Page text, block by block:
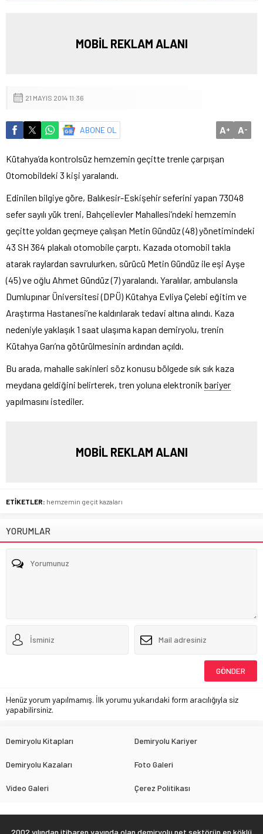
MOBİL REKLAM ALANI
21 MAYIS 2014 11:36
ABONE OL A+ A-
Kütahya’da kontrolsüz hemzemin geçitte trenle çarpışan
Otomobildeki 3 kişi yaralandı.
Edinilen bilgiye göre, Balıkesir-Eskişehir seferini yapan 73048
sefer sayılı yük treni, Bahçelievler Mahallesi’ndeki hemzemin
geçitte yoldan geçmeye çalışan Metin Gündüz (48) yönetimindeki
43 SH 364 plakalı otomobile çarptı. Kazada otomobil takla
atarak raylardan savrulurken, sürücü Metin Gündüz ile eşi Ayşe
(45) ve oğlu Ahmet Gündüz (7) yaralandı. Yaralılar, ambulansla
Dumlupınar Üniversitesi (DPÜ) Kütahya Evliya Çelebi eğitim ve
Araştırma Hastanesi’ne kaldırılarak tedavi altına alındı. Kaza
nedeniyle yaklaşık 1 saat ulaşıma kapan demiryolu, trenin
Kütahya Garı’na götürülmesinin ardından açıldı.
Bu arada, mahalle sakinleri söz konusu bölgede sık sık kaza
meydana geldiğini belirterek, tren yoluna elektronik bariyer
yapılmasını istediler.
MOBİL REKLAM ALANI
ETİKETLER: hemzemin geçit kazaları
YORUMLAR
Henüz yorum yapılmamış. İlk yorumu yukarıdaki form aracılığıyla siz
yapabilirsiniz.
Demiryolu Kitapları Demiryolu Kariyer
Demiryolu Kazaları Foto Galeri
Video Galeri Çerez Politikası
2002 yılından itibaren yayında olan demiryolu.net sektörün en köklü